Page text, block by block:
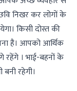
निखर कर लोगों के
किसी दोस्त की
है। आपको आर्थिक
रहेंगे । भाई-बहनों के
रहेगी।